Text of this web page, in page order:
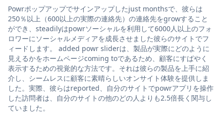
Powrポップアップでサインアップしたjust monthsで、彼らは
250％以上（600以上の実際の連絡先）の連絡先をgrowすること
ができ、steadilyはpowrソーシャルを利用して6000人以上のフォ
ロワーにソーシャルメディアを成長させました彼らのサイトでフ
ィードします。 added powr sliderは、製品が実際にどのように
見えるかをホームページcoming toであるため、顧客にすばやく
表示するための視覚的な方法です。それは彼らの製品を上手に紹
介し、シームレスに顧客に素晴らしいオンサイト体験を提供しま
した。実際、彼らはreported、自分のサイトでpowrアプリを操作
した訪問者は、自分のサイトの他のどの人よりも2.5倍長く関与し
ていました。